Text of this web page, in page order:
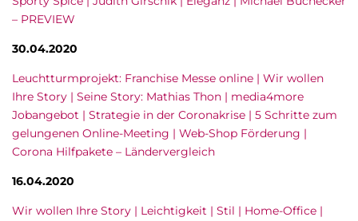
– PREVIEW
30.04.2020
Leuchtturmprojekt: Franchise Messe online | Wir wollen
Ihre Story | Seine Story: Mathias Thon | media4more
Jobangebot | Strategie in der Coronakrise | 5 Schritte zum
gelungenen Online-Meeting | Web-Shop Förderung |
Corona Hilfpakete – Ländervergleich
16.04.2020
Wir wollen Ihre Story | Leichtigkeit | Stil | Home-Office |